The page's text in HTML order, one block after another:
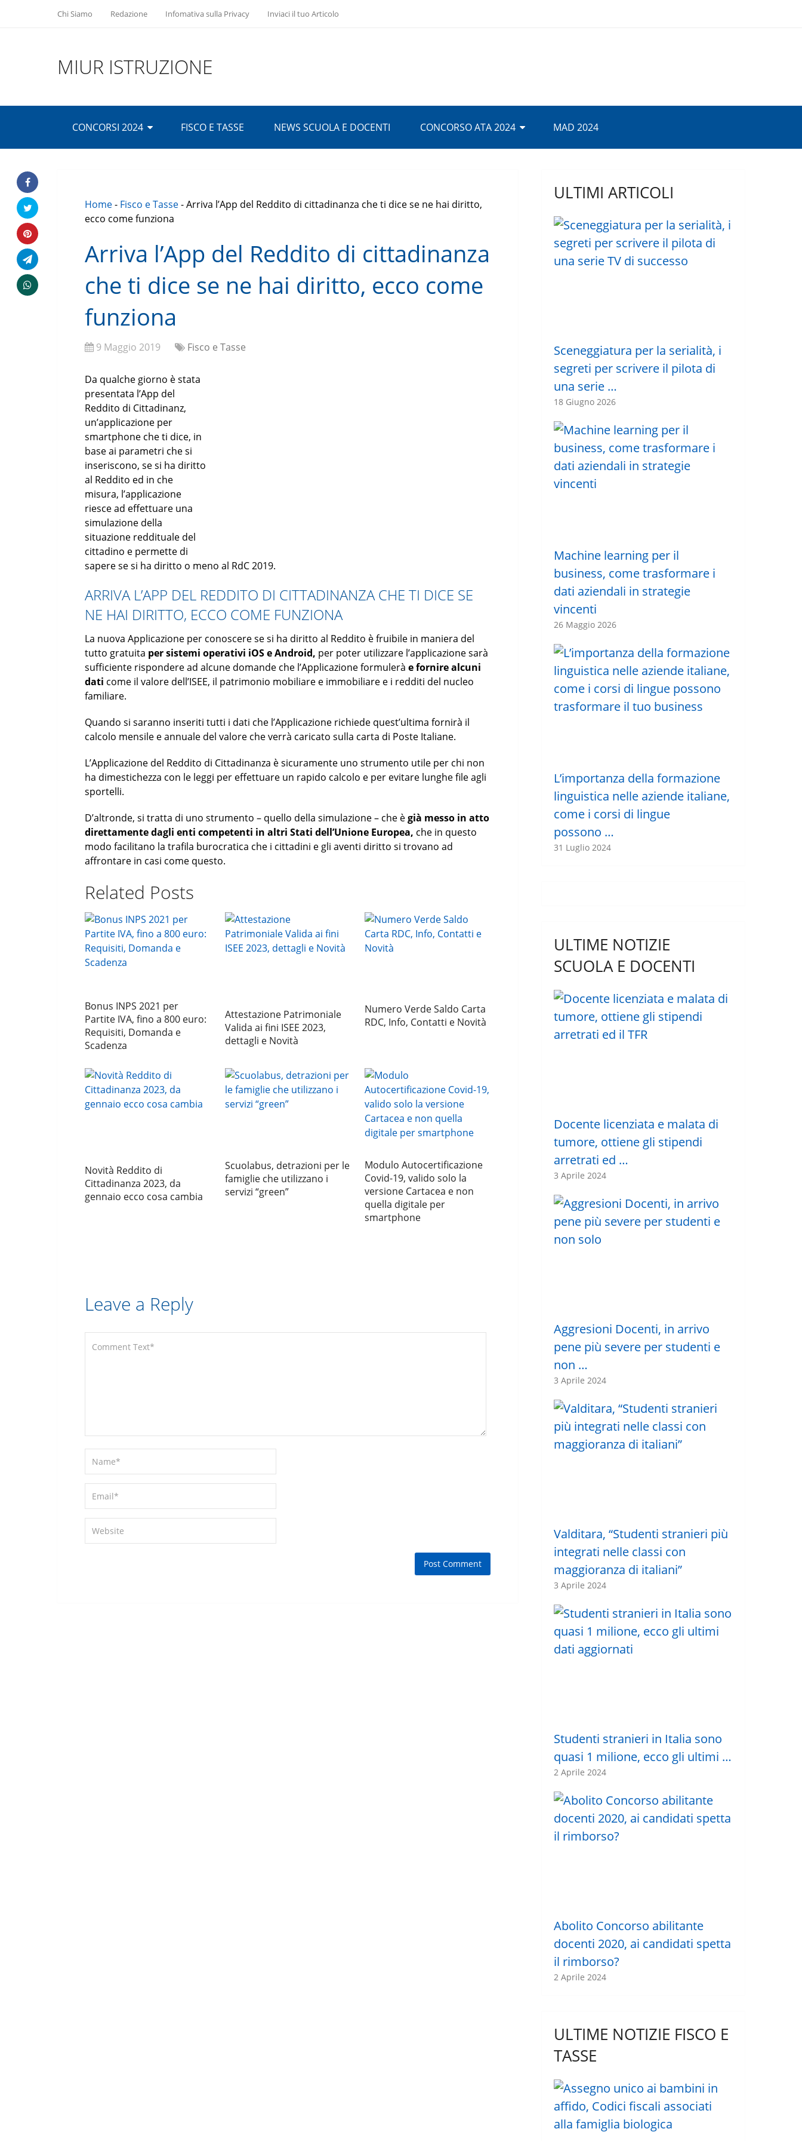
Chi Siamo Redazione Infomativa sulla Privacy Inviaci il tuo Articolo
MIUR ISTRUZIONE
CONCORSI 2024 FISCO E TASSE NEWS SCUOLA E DOCENTI CONCORSO ATA 2024 MAD 2024
Home- Fisco e Tasse-Arriva l’App del Reddito di cittadinanza che ti dice se ne hai diritto,
ecco come funziona
Arriva l’App del Reddito di cittadinanza
che ti dice se ne hai diritto, ecco come
funziona
9 Maggio 2019 Fisco e Tasse
Da qualche giorno è stata
presentata l’App del
Reddito di Cittadinanz,
un’applicazione per
smartphone che ti dice, in
base ai parametri che si
inseriscono, se si ha diritto
al Reddito ed in che
misura, l’applicazione
riesce ad effettuare una
simulazione della
situazione reddituale del
cittadino e permette di
sapere se si ha diritto o meno al RdC 2019.
ARRIVA L’APP DEL REDDITO DI CITTADINANZA CHE TI DICE SE
NE HAI DIRITTO, ECCO COME FUNZIONA
La nuova Applicazione per conoscere se si ha diritto al Reddito è fruibile in maniera del
tutto gratuita per sistemi operativi iOS e Android, per poter utilizzare l’applicazione sarà
sufficiente rispondere ad alcune domande che l’Applicazione formulerà e fornire alcuni
dati come il valore dell’ISEE, il patrimonio mobiliare e immobiliare e i redditi del nucleo
familiare.
Quando si saranno inseriti tutti i dati che l’Applicazione richiede quest’ultima fornirà il
calcolo mensile e annuale del valore che verrà caricato sulla carta di Poste Italiane.
L’Applicazione del Reddito di Cittadinanza è sicuramente uno strumento utile per chi non
ha dimestichezza con le leggi per effettuare un rapido calcolo e per evitare lunghe file agli
sportelli.
D’altronde, si tratta di uno strumento – quello della simulazione – che ègià messo in atto
direttamente dagli enti competenti in altri Stati dell’Unione Europea, che in questo
modo facilitano la trafila burocratica che i cittadini e gli aventi diritto si trovano ad
affrontare in casi come questo.
Related Posts
Bonus INPS 2021 per
Partite IVA, fino a 800 euro:
Requisiti, Domanda e
Scadenza
Attestazione Patrimoniale
Valida ai fini ISEE 2023,
dettagli e Novità
Numero Verde Saldo Carta
RDC, Info, Contatti e Novità
Novità Reddito di
Cittadinanza 2023, da
gennaio ecco cosa cambia
Scuolabus, detrazioni per le
famiglie che utilizzano i
servizi “green”
Modulo Autocertificazione
Covid-19, valido solo la
versione Cartacea e non
quella digitale per
smartphone
Leave a Reply
ULTIMI ARTICOLI
Sceneggiatura per la serialità, i
segreti per scrivere il pilota di
una serie …
18 Giugno 2026
Machine learning per il
business, come trasformare i
dati aziendali in strategie
vincenti
26 Maggio 2026
L’importanza della formazione
linguistica nelle aziende italiane,
come i corsi di lingue
possono …
31 Luglio 2024
ULTIME NOTIZIE
SCUOLA E DOCENTI
Docente licenziata e malata di
tumore, ottiene gli stipendi
arretrati ed …
3 Aprile 2024
Aggresioni Docenti, in arrivo
pene più severe per studenti e
non …
3 Aprile 2024
Valditara, “Studenti stranieri più
integrati nelle classi con
maggioranza di italiani”
3 Aprile 2024
Studenti stranieri in Italia sono
quasi 1 milione, ecco gli ultimi …
2 Aprile 2024
Abolito Concorso abilitante
docenti 2020, ai candidati spetta
il rimborso?
2 Aprile 2024
ULTIME NOTIZIE FISCO E
TASSE